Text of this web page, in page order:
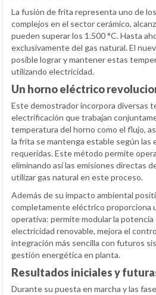
La fusión de frita representa uno de
complejos en el sector cerámico,
pueden superar los 1.500 °C. Hasta
exclusivamente del gas natural. El
posible lograr y mantener estas
utilizando electricidad.
Un horno eléctrico
Este demostrador incorpora diversas
electrificación que trabajan
temperatura del horno como el flujo,
la frita se mantenga estable según las
requeridas. Este método permite
eliminando así las emisiones directas
utilizar gas natural en este proceso.
Además de su impacto ambiental
completamente eléctrico proporciona
operativa: permite modular la
electricidad renovable, mejora el
integración más sencilla con futuros
gestión energética en planta.
Resultados iniciales y
Durante su puesta en marcha y las